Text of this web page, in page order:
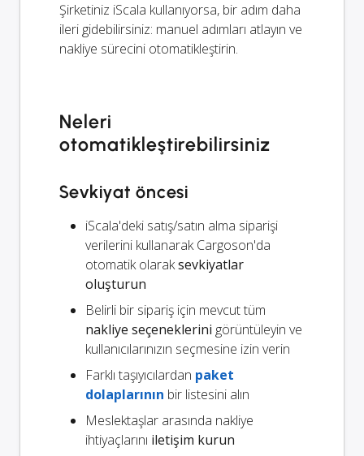
Şirketiniz iScala kullanıyorsa, bir adım daha
ileri gidebilirsiniz: manuel adımları atlayın ve
nakliye sürecini otomatikleştirin.
Neleri
otomatikleştirebilirsiniz
Sevkiyat öncesi
iScala'deki satış/satın alma siparişi
verilerini kullanarak Cargoson'da
otomatik olaraksevkiyatlar
oluşturun
Belirli bir sipariş için mevcut tüm
nakliye seçeneklerini görüntüleyin ve
kullanıcılarınızın seçmesine izin verin
Farklı taşıyıcılardan paket
dolaplarının bir listesini alın
Meslektaşlar arasında nakliye
ihtiyaçlarını iletişim kurun